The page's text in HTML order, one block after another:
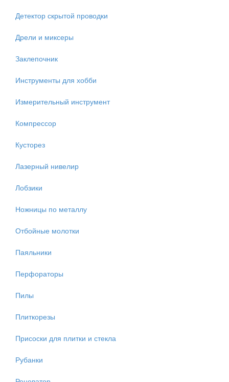
Детектор скрытой проводки
Дрели и миксеры
Заклепочник
Инструменты для хобби
Измерительный инструмент
Компрессор
Кусторез
Лазерный нивелир
Лобзики
Ножницы по металлу
Отбойные молотки
Паяльники
Перфораторы
Пилы
Плиткорезы
Присоски для плитки и стекла
Рубанки